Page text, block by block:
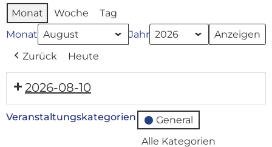
Monat
Woche
Tag
Monat
Jahr
Zurück
Heute
2026-08-10
Veranstaltungskategorien
General
Alle Kategorien